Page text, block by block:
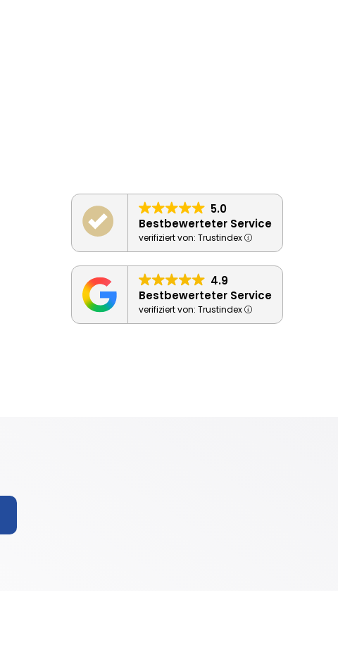
5.0
Bestbewerteter Service
verifiziert von: Trustindex
4.9
Bestbewerteter Service
verifiziert von: Trustindex